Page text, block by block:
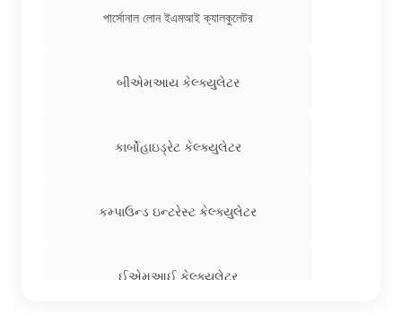
পার্সোনাল লোন ইএমআই ক্যালকুলেটর
બીએમઆય કેલ્ક્યુલેટર
કાર્બોહાઇડ્રેટ કેલ્ક્યુલેટર
કમ્પાઉન્ડ ઇન્ટરેસ્ટ કેલ્ક્યુલેટર
ઈએમઆઈ કેલ્ક્યુલેટર